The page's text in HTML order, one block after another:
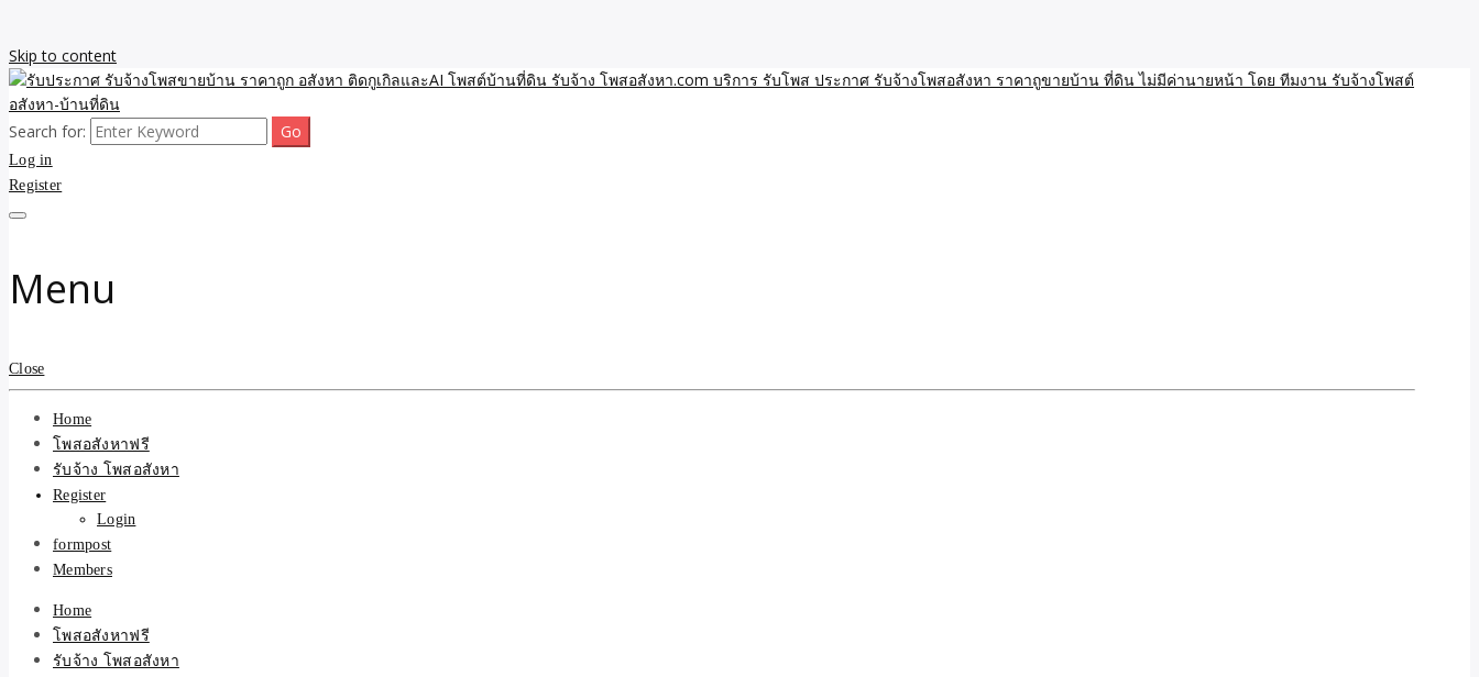
Skip to content
รับประกาศ รับจ้างโพสขายบ้าน ราคาถูก อสังหา ติดกูเกิลและAI โพสต์บ้านที่ดิน
รับจ้าง โพสอสังหา.com บริการ รับโพส ประกาศ รับจ้างโพสอสังหา ราคาถูขายบ้าน
รับจ้างโพสขายบ้าน ราคาถูก ประกาศ ขายอสังหา โฆษณา ไม่มีค่านายหน้า โพสอสังหา รับจ้างโพสขายบ้านบริการ รับจ้างโพสอสังหา ราคาถูก ขายบ้าน ขายที่ดิน เว็บประกาศ โพส โฆษณา ลงประกาศฟรี
Search for:
Log in
Register
Menu
Close
Home
โพสอสังหาฟรี
รับจ้าง โพสอสังหา
Register
Login
formpost
Members
Home
โพสอสังหาฟรี
รับจ้าง โพสอสังหา